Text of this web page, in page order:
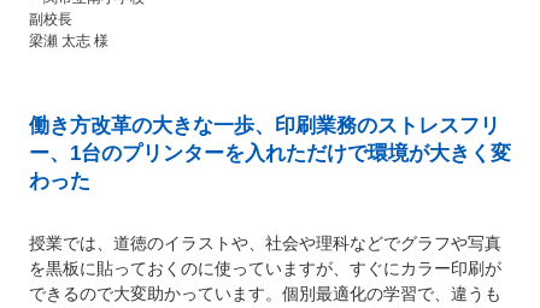
副校長
梁瀬 太志 様
働き方改革の大きな一歩、印刷業務のストレスフリ
ー、1台のプリンターを入れただけで環境が大きく変
わった
授業では、道徳のイラストや、社会や理科などでグラフや写真
を黒板に貼っておくのに使っていますが、すぐにカラー印刷が
できるので大変助かっています。個別最適化の学習で、違うも